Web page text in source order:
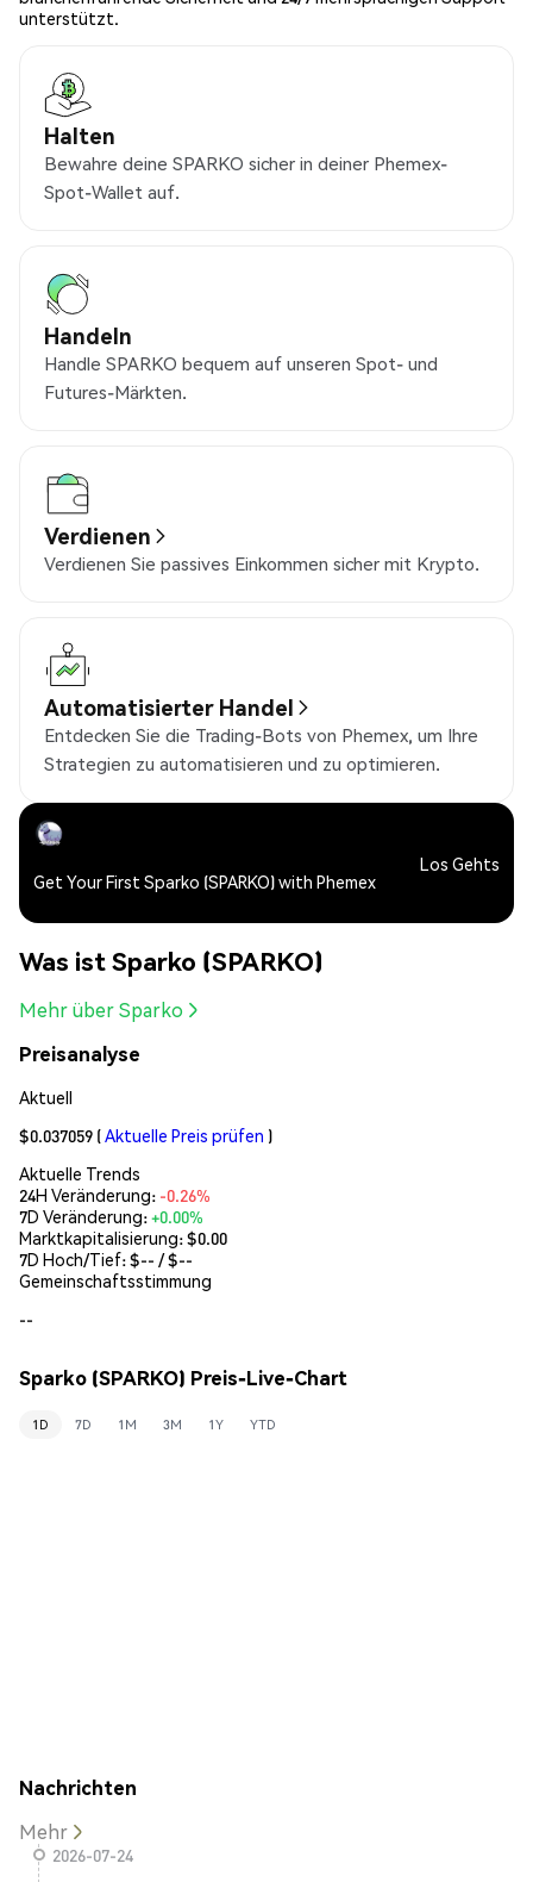
unterstützt.
Halten
Bewahre deine SPARKO sicher in deiner Phemex-
Spot-Wallet auf.
Handeln
Handle SPARKO bequem auf unseren Spot- und
Futures-Märkten.
Verdienen
Verdienen Sie passives Einkommen sicher mit Krypto.
Automatisierter Handel
Entdecken Sie die Trading-Bots von Phemex, um Ihre
Strategien zu automatisieren und zu optimieren.
Get Your First Sparko (SPARKO) with Phemex
Los Gehts
Was ist Sparko (SPARKO)
Mehr über Sparko
Preisanalyse
Aktuell
$0.037059 (Aktuelle Preis prüfen )
Aktuelle Trends
24H Veränderung: -0.26%
7D Veränderung:+0.00%
Marktkapitalisierung:$0.00
7D Hoch/Tief: $-- / $--
Gemeinschaftsstimmung
--
Sparko (SPARKO) Preis-Live-Chart
1D 7D 1M 3M 1Y YTD
Nachrichten
Mehr
2026-07-24